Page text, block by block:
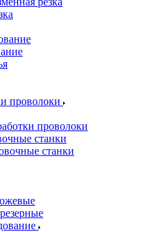
проволоки
проволоки
станки
станки